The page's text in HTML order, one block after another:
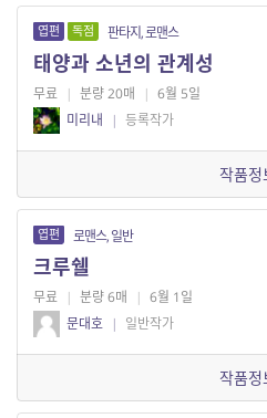
엽편 독점 판타지, 로맨스
태양과 소년의 관계성
무료 | 분량 20매 | 6월 5일
미리내
| 등록작가
작품정
엽편 로맨스, 일반
크루쉘
무료 | 분량 6매 | 6월 1일
문대호 | 일반작가
작품정